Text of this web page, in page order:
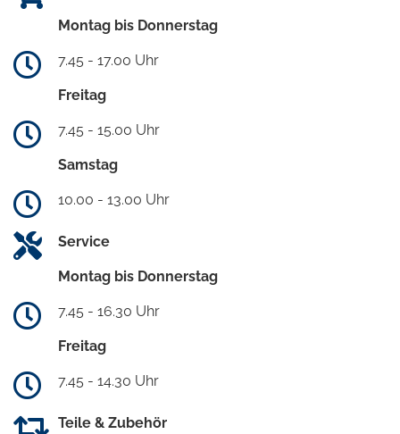
Montag bis Donnerstag
7.45 - 17.00 Uhr
Freitag
7.45 - 15.00 Uhr
Samstag
10.00 - 13.00 Uhr
Service
Montag bis Donnerstag
7.45 - 16.30 Uhr
Freitag
7.45 - 14.30 Uhr
Teile & Zubehör